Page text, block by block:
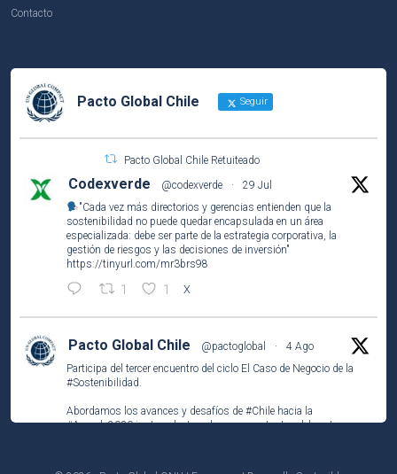
Contacto
Pacto Global Chile Seguir
Pacto Global Chile Retuiteado
Codexverde @codexverde ·
29 Jul
"Cada vez más directorios y gerencias entienden que la
sostenibilidad no puede quedar encapsulada en un área
especializada: debe ser parte de la estrategia corporativa, la
gestión de riesgos y las decisiones de inversión"
https://tinyurl.com/mr3brs98
1 1 X
Pacto Global Chile @pactoglobal ·
4 Ago
Participa del tercer encuentro del ciclo El Caso de Negocio de la
#Sostenibilidad
Abordamos los avances y desafíos de #Chile hacia la
#Agenda2030junto a destacados representantes del sector